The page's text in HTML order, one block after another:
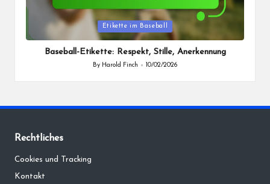
Posted
in
Etikette im Baseball
Baseball-Etikette: Respekt, Stille, Anerkennung
Posted
By Harold Finch 10/02/2026
Rechtliches
Cookies und Tracking
Kontakt